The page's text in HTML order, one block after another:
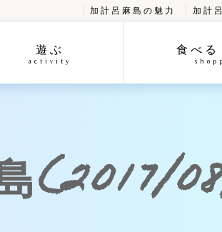
加計呂麻島の魅力 加計
遊ぶ
activity
食べる
(2017/